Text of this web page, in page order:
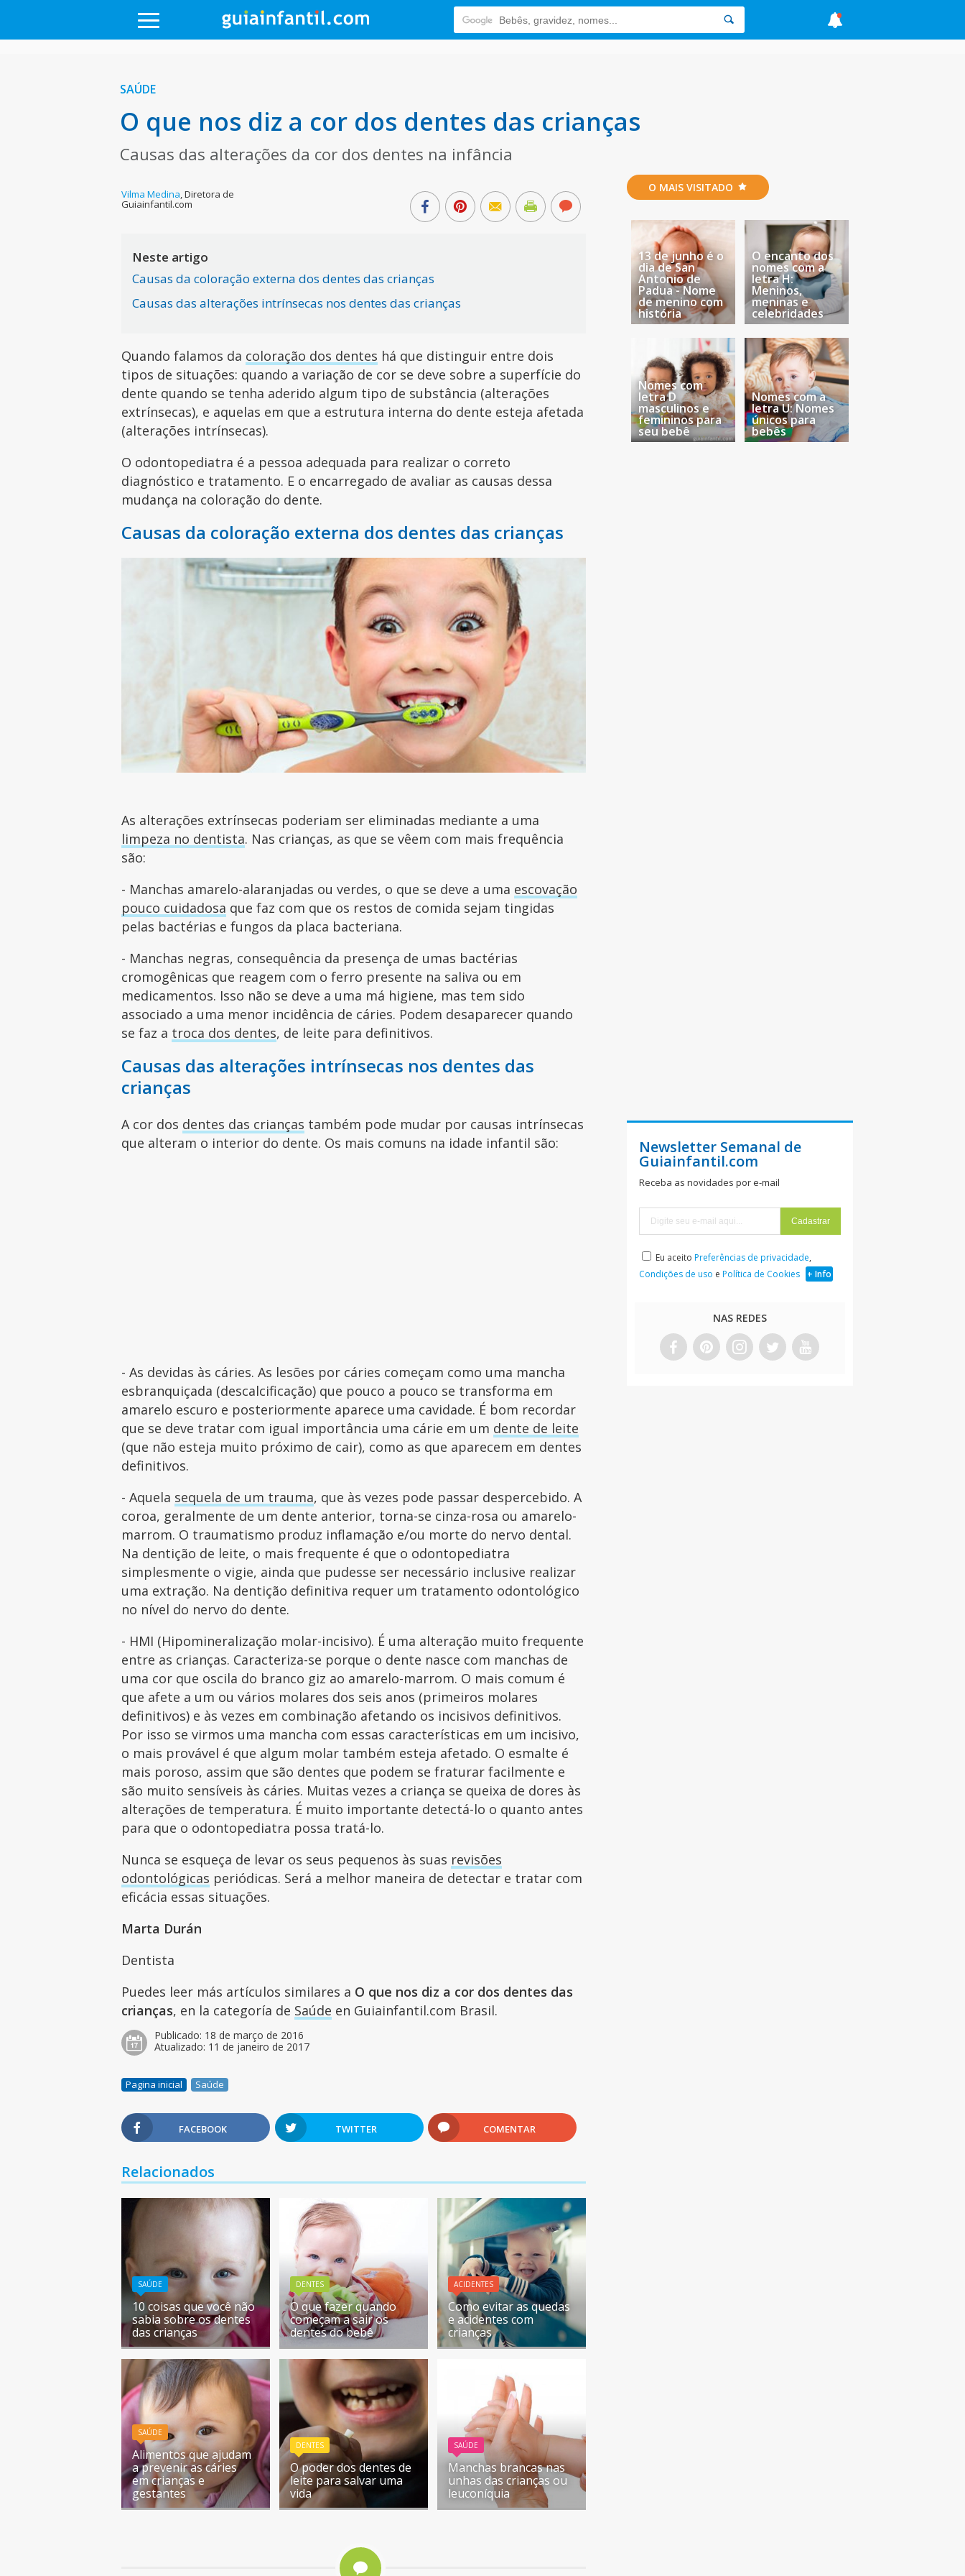
SAÚDE
O que nos diz a cor dos dentes das crianças
Causas das alterações da cor dos dentes na infância
Vilma Medina,Diretora de
Guiainfantil.com
Neste artigo
Causas da coloração externa dos dentes das crianças
Causas das alterações intrínsecas nos dentes das crianças
Quando falamos da coloração dos dentes há que distinguir entre dois
tipos de situações: quando a variação de cor se deve sobre a superfície do
dente quando se tenha aderido algum tipo de substância (alterações
extrínsecas), e aquelas em que a estrutura interna do dente esteja afetada
(alterações intrínsecas).
O odontopediatra é a pessoa adequada para realizar o correto
diagnóstico e tratamento. E o encarregado de avaliar as causas dessa
mudança na coloração do dente.
Causas da coloração externa dos dentes das crianças
As alterações extrínsecas poderiam ser eliminadas mediante a uma
limpeza no dentista. Nas crianças, as que se vêem com mais frequência
são:
- Manchas amarelo-alaranjadas ou verdes, o que se deve a uma escovação
pouco cuidadosa que faz com que os restos de comida sejam tingidas
pelas bactérias e fungos da placa bacteriana.
- Manchas negras, consequência da presença de umas bactérias
cromogênicas que reagem com o ferro presente na saliva ou em
medicamentos. Isso não se deve a uma má higiene, mas tem sido
associado a uma menor incidência de cáries. Podem desaparecer quando
se faz a troca dos dentes, de leite para definitivos.
Causas das alterações intrínsecas nos dentes das
crianças
A cor dos dentes das crianças também pode mudar por causas intrínsecas
que alteram o interior do dente. Os mais comuns na idade infantil são:
- As devidas às cáries. As lesões por cáries começam como uma mancha
esbranquiçada (descalcificação) que pouco a pouco se transforma em
amarelo escuro e posteriormente aparece uma cavidade. É bom recordar
que se deve tratar com igual importância uma cárie em um dente de leite
(que não esteja muito próximo de cair), como as que aparecem em dentes
definitivos.
- Aquela sequela de um trauma, que às vezes pode passar despercebido. A
coroa, geralmente de um dente anterior, torna-se cinza-rosa ou amarelo-
marrom. O traumatismo produz inflamação e/ou morte do nervo dental.
Na dentição de leite, o mais frequente é que o odontopediatra
simplesmente o vigie, ainda que pudesse ser necessário inclusive realizar
uma extração. Na dentição definitiva requer um tratamento odontológico
no nível do nervo do dente.
- HMI (Hipomineralização molar-incisivo). É uma alteração muito frequente
entre as crianças. Caracteriza-se porque o dente nasce com manchas de
uma cor que oscila do branco giz ao amarelo-marrom. O mais comum é
que afete a um ou vários molares dos seis anos (primeiros molares
definitivos) e às vezes em combinação afetando os incisivos definitivos.
Por isso se virmos uma mancha com essas características em um incisivo,
o mais provável é que algum molar também esteja afetado. O esmalte é
mais poroso, assim que são dentes que podem se fraturar facilmente e
são muito sensíveis às cáries. Muitas vezes a criança se queixa de dores às
alterações de temperatura. É muito importante detectá-lo o quanto antes
para que o odontopediatra possa tratá-lo.
Nunca se esqueça de levar os seus pequenos às suas revisões
odontológicas periódicas. Será a melhor maneira de detectar e tratar com
eficácia essas situações.
Marta Durán
Dentista
Puedes leer más artículos similares a O que nos diz a cor dos dentes das
crianças, en la categoría de Saúde en Guiainfantil.com Brasil.
Publicado: 18 de março de 2016
Atualizado: 11 de janeiro de 2017
Pagina inicial Saúde
FACEBOOK TWITTER COMENTAR
Relacionados
SAÚDE
10 coisas que você não
sabia sobre os dentes
das crianças
DENTES
O que fazer quando
começam a sair os
dentes do bebê
ACIDENTES
Como evitar as quedas
e acidentes com
crianças
SAÚDE
Alimentos que ajudam
a prevenir as cáries
em crianças e
gestantes
DENTES
O poder dos dentes de
leite para salvar uma
vida
SAÚDE
Manchas brancas nas
unhas das crianças ou
leuconíquia
O MAIS VISITADO
13 de junho é o
dia de San
Antonio de
Padua - Nome
de menino com
história
O encanto dos
nomes com a
letra H:
Meninos,
meninas e
celebridades
Nomes com
letra D
masculinos e
femininos para
seu bebê
Nomes com a
letra U: Nomes
únicos para
bebês
Newsletter Semanal de
Guiainfantil.com
Receba as novidades por e-mail
Eu aceito Preferências de privacidade,
Condições de uso e Política de Cookies + Info
NAS REDES